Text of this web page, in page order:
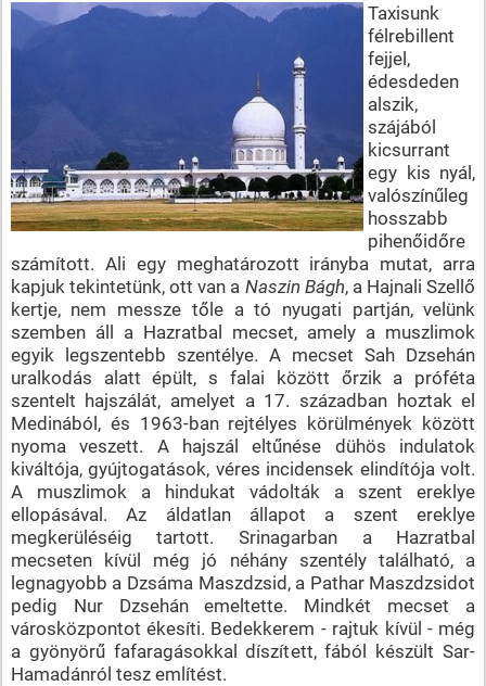
Taxisunk
félrebillent
fejjel,
édesdeden
alszik,
szájából
kicsurrant
egy kis nyál,
valószínűleg
hosszabb
pihenőidőre
számított. Ali egy meghatározott irányba mutat, arra
kapjuk tekintetünk, ott van a Naszin Bágh, a Hajnali Szellő
kertje, nem messze tőle a tó nyugati partján, velünk
szemben áll a Hazratbal mecset, amely a muszlimok
egyik legszentebb szentélye. A mecset Sah Dzsehán
uralkodás alatt épült, s falai között őrzik a próféta
szentelt hajszálát, amelyet a 17. században hoztak el
Medinából, és 1963-ban rejtélyes körülmények között
nyoma veszett. A hajszál eltűnése dühös indulatok
kiváltója, gyújtogatások, véres incidensek elindítója volt.
A muszlimok a hindukat vádolták a szent ereklye
ellopásával. Az áldatlan állapot a szent ereklye
megkerüléséig tartott. Srinagarban a Hazratbal
mecseten kívül még jó néhány szentély található, a
legnagyobb a Dzsáma Maszdzsid, a Pathar Maszdzsidot
pedig Nur Dzsehán emeltette. Mindkét mecset a
városközpontot ékesíti. Bedekkerem - rajtuk kívül - még
a gyönyörű fafaragásokkal díszített, fából készült Sar-
Hamadánról tesz említést.